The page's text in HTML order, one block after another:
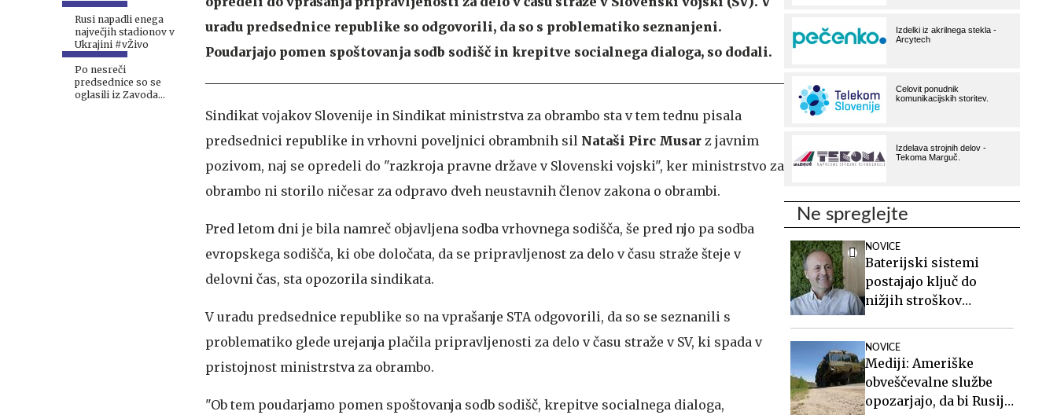
#vŽivo
Rusi napadli enega
največjih stadionov v
Ukrajini #vŽivo
Po nesreči
predsednice so se
oglasili iz Zavoda
uradu predsednice republike so odgovorili, da so s problematiko seznanjeni.
Poudarjajo pomen spoštovanja sodb sodišč in krepitve socialnega dialoga, so dodali.
Sindikat vojakov Slovenije in Sindikat ministrstva za obrambo sta v tem tednu pisala
predsednici republike in vrhovni poveljnici obrambnih sil Nataši Pirc Musar z javnim
pozivom, naj se opredeli do "razkroja pravne države v Slovenski vojski", ker ministrstvo za
obrambo ni storilo ničesar za odpravo dveh neustavnih členov zakona o obrambi.
Pred letom dni je bila namreč objavljena sodba vrhovnega sodišča, še pred njo pa sodba
evropskega sodišča, ki obe določata, da se pripravljenost za delo v času straže šteje v
delovni čas, sta opozorila sindikata.
V uradu predsednice republike so na vprašanje STA odgovorili, da so se seznanili s
problematiko glede urejanja plačila pripravljenosti za delo v času straže v SV, ki spada v
pristojnost ministrstva za obrambo.
"Ob tem poudarjamo pomen spoštovanja sodb sodišč, krepitve socialnega dialoga,
Ne spreglejte
NOVICE
Baterijski sistemi
postajajo ključ do
nižjih stroškov
NOVICE
Mediji: Ameriške
obveščevalne službe
opozarjajo, da bi Rusija